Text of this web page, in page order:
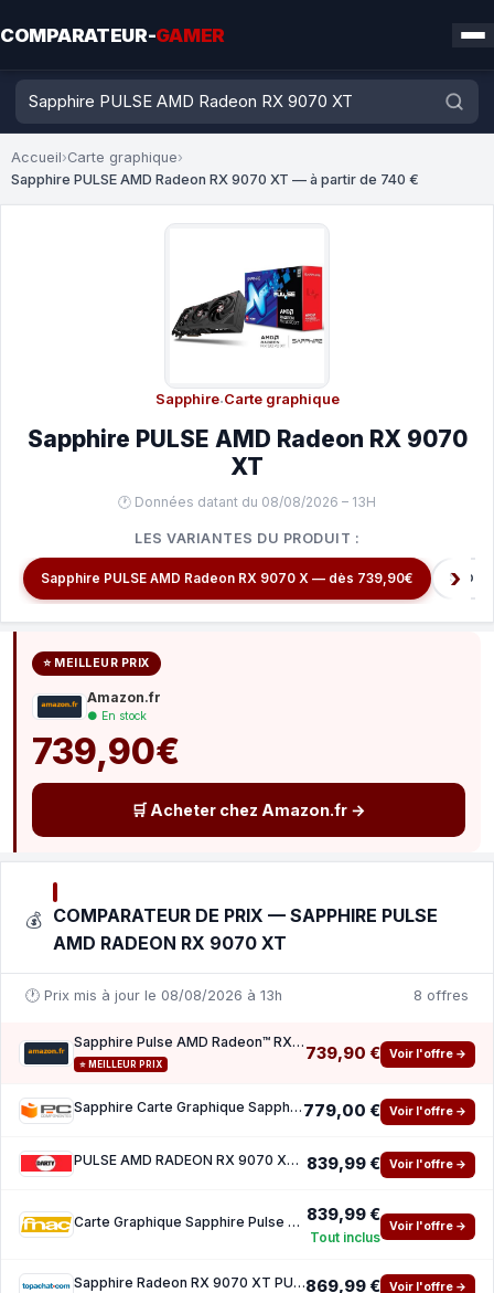
COMPARATEUR-GAMER
Accueil›Carte graphique›
Sapphire PULSE AMD Radeon RX 9070 XT — à partir de 740 €
Sapphire·Carte graphique
Sapphire PULSE AMD Radeon RX 9070
XT
🕐 Données datant du 08/08/2026 – 13H
LES VARIANTES DU PRODUIT :
Sapphire PULSE AMD Radeon RX 9070 X — dès 739,90€
⭐ MEILLEUR PRIX
Amazon.fr
● En stock
739,90€
🛒 Acheter chez Amazon.fr →
💰 COMPARATEUR DE PRIX — SAPPHIRE PULSE
AMD RADEON RX 9070 XT
🕐 Prix mis à jour le 08/08/2026 à 13h 8 offres
Sapphire Pulse AMD Radeon™ RX 9070 XT Gaming 16GB Dual HDMI Dual DP
⭐ MEILLEUR PRIX
739,90 € Voir l'offre →
Sapphire Carte Graphique Sapphire PULSE AMD Radeon RX 9070 XT 16GB GDDR6 FSR 4 779,00 € Voir l'offre →
PULSE AMD RADEON RX 9070 XT GAMING 16GB DUAL HDMI DUAL DP 839,99 € Voir l'offre →
Carte Graphique Sapphire Pulse AMD Radeon RX 9070 XT 839,99 €
Tout inclus
Voir l'offre →
Sapphire Radeon RX 9070 XT PULSE GAMING869,99 € Voir l'offre →